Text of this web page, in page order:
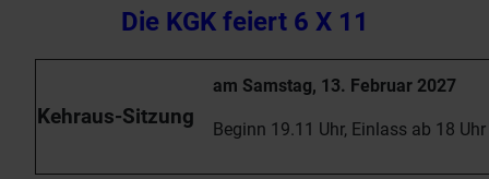
Die KGK feiert 6 X 11
Kehraus-Sitzung
am Samstag, 13. Februar 2027
Beginn 19.11 Uhr, Einlass ab 18 Uhr